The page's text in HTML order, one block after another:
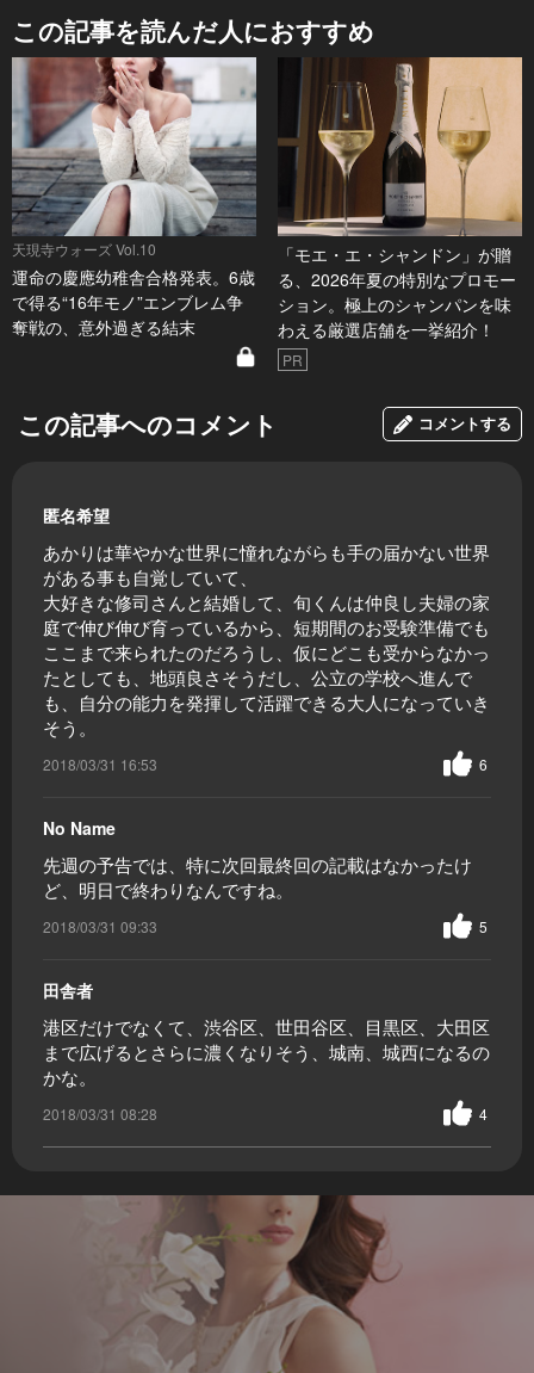
この記事を読んだ人におすすめ
天現寺ウォーズ Vol.10
運命の慶應幼稚舎合格発表。6歳
で得る“16年モノ”エンブレム争
奪戦の、意外過ぎる結末
「モエ・エ・シャンドン」が贈
る、2026年夏の特別なプロモー
ション。極上のシャンパンを味
わえる厳選店舗を一挙紹介！
PR
この記事へのコメント コメントする
匿名希望
あかりは華やかな世界に憧れながらも手の届かない世界
がある事も自覚していて、
大好きな修司さんと結婚して、旬くんは仲良し夫婦の家
庭で伸び伸び育っているから、短期間のお受験準備でも
ここまで来られたのだろうし、仮にどこも受からなかっ
たとしても、地頭良さそうだし、公立の学校へ進んで
も、自分の能力を発揮して活躍できる大人になっていき
そう。
2018/03/31 16:53 6
No Name
先週の予告では、特に次回最終回の記載はなかったけ
ど、明日で終わりなんですね。
2018/03/31 09:33 5
田舎者
港区だけでなくて、渋谷区、世田谷区、目黒区、大田区
まで広げるとさらに濃くなりそう、城南、城西になるの
かな。
2018/03/31 08:28 4